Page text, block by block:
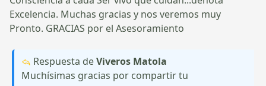
Excelencia. Muchas gracias y nos veremos muy
Pronto. GRACIAS por el Asesoramiento
Respuesta deViveros Matola
Muchísimas gracias por compartir tu